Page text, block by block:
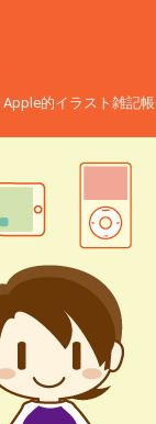
的イラスト雑記帳